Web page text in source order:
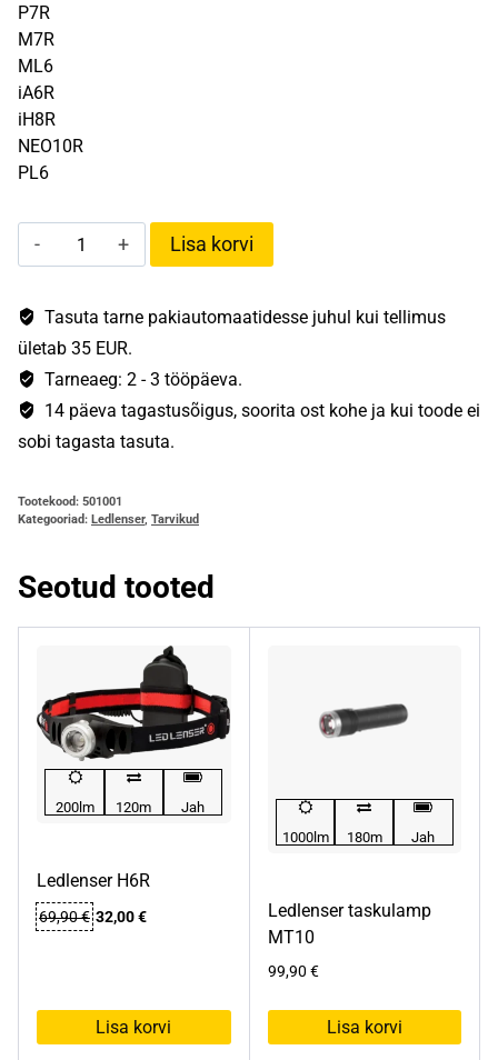
P7R
M7R
ML6
iA6R
iH8R
NEO10R
PL6
18650
Li-
rechargeable
Battery
kogus
Lisa korvi
Tasuta tarne pakiautomaatidesse juhul kui tellimus
ületab 35 EUR.
Tarneaeg: 2 - 3 tööpäeva.
14 päeva tagastusõigus, soorita ost kohe ja kui toode ei
sobi tagasta tasuta.
Tootekood: 501001
Kategooriad: Ledlenser, Tarvikud
Seotud tooted
200lm 120m Jah
Ledlenser H6R
69,90€ Algne
32,00€Praegune
Lisa korvi
1000lm 180m Jah
Ledlenser taskulamp
MT10
99,90 €
Lisa korvi